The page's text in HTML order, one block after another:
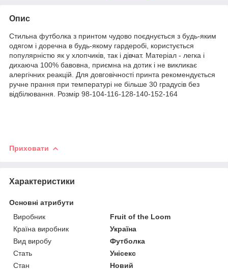
Опис
Стильна футболка з принтом чудово поєднується з будь-яким
одягом і доречна в будь-якому гардеробі, користується
популярністю як у хлопчиків, так і дівчат. Матеріал - легка і
дихаюча 100% бавовна, приємна на дотик і не викликає
алергічних реакцій. Для довговічності принта рекомендується
ручне прання при температурі не більше 30 градусів без
відбілювання. Розмір 98-104-116-128-140-152-164
Приховати
Характеристики
Основні атрибути
Виробник
Fruit of the Loom
Країна виробник
Україна
Вид виробу
Футболка
Стать
Унісекс
Стан
Новий